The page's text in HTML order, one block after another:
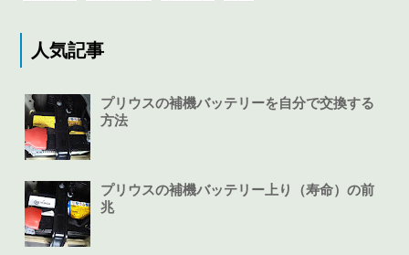
人気記事
プリウスの補機バッテリーを自分で交換する
方法
プリウスの補機バッテリー上り（寿命）の前
兆